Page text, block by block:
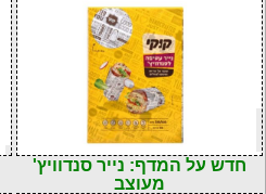
חדש על המדף: נייר סנדוויץ'
מעוצב